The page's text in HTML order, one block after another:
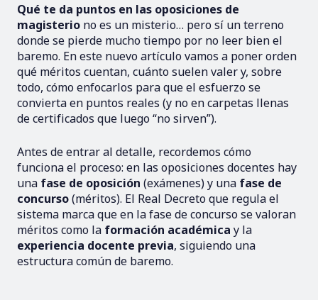
Qué te da puntos en las oposiciones de
magisterio no es un misterio… pero sí un terreno
donde se pierde mucho tiempo por no leer bien el
baremo. En este nuevo artículo vamos a poner orden
qué méritos cuentan, cuánto suelen valer y, sobre
todo, cómo enfocarlos para que el esfuerzo se
convierta en puntos reales (y no en carpetas llenas
de certificados que luego “no sirven”).
Antes de entrar al detalle, recordemos cómo
funciona el proceso: en las oposiciones docentes hay
una fase de oposición (exámenes) y una fase de
concurso(méritos). El Real Decreto que regula el
sistema marca que en la fase de concurso se valoran
méritos como la formación académica y la
experiencia docente previa, siguiendo una
estructura común de baremo.